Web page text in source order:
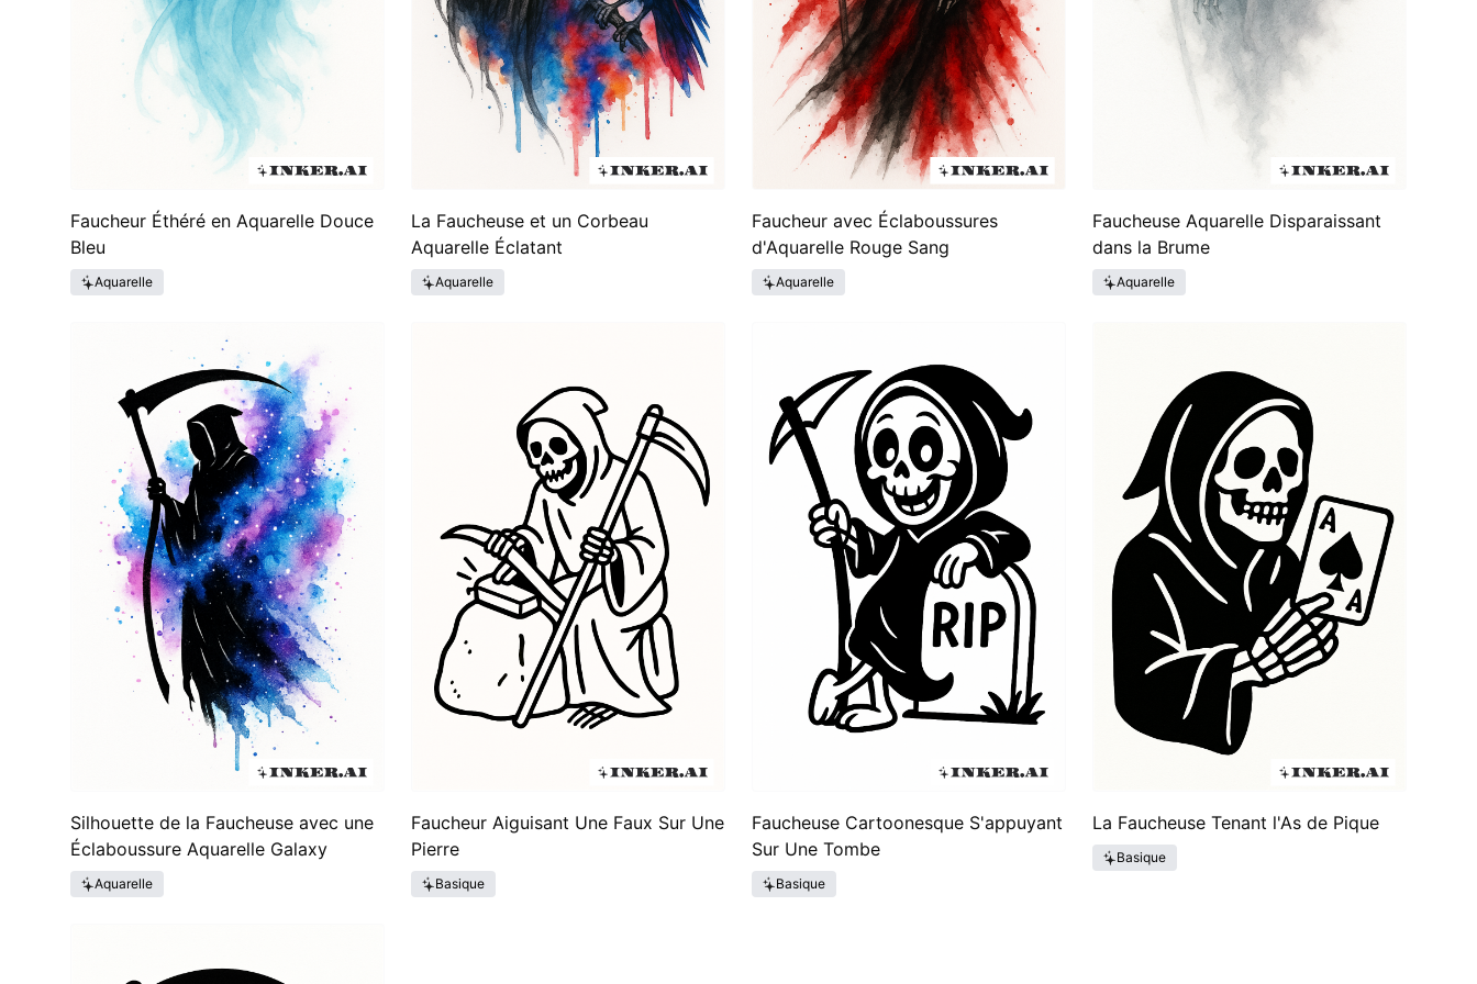
Faucheur Éthéré en Aquarelle Douce
Bleu
Aquarelle
La Faucheuse et un Corbeau
Aquarelle Éclatant
Aquarelle
Faucheur avec Éclaboussures
d'Aquarelle Rouge Sang
Aquarelle
Faucheuse Aquarelle Disparaissant
dans la Brume
Aquarelle
Silhouette de la Faucheuse avec une
Éclaboussure Aquarelle Galaxy
Aquarelle
Faucheur Aiguisant Une Faux Sur Une
Pierre
Basique
Faucheuse Cartoonesque S'appuyant
Sur Une Tombe
Basique
La Faucheuse Tenant l'As de Pique
Basique